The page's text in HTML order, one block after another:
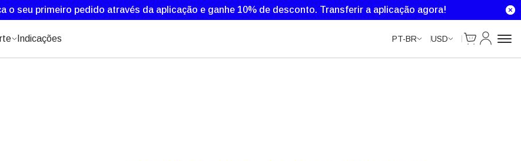
o seu primeiro pedido através da aplicação e ganhe 10% de desconto. Transferir a aplicação agora!
Indicações PT-BR USD
Cart
Minha